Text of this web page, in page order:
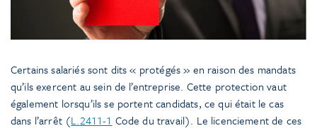
Certains salariés sont dits « protégés » en raison des mandats
qu’ils exercent au sein de l’entreprise. Cette protection vaut
également lorsqu’ils se portent candidats, ce qui était le cas
dans l’arrêt (L.2411-1 Code du travail). Le licenciement de ces